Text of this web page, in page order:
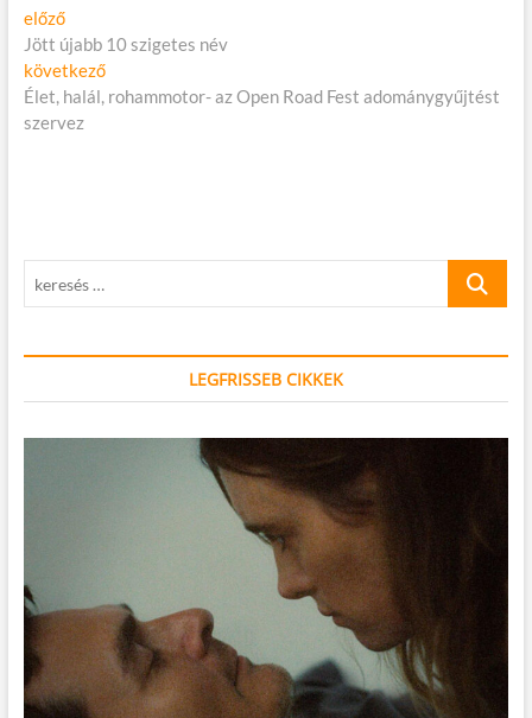
Bejegyzés
navigáció
előzőElőző
cikk:
Jött újabb 10 szigetes név
következőKövetkező
cikk:
Élet, halál, rohammotor- az Open Road Fest adománygyűjtést
szervez
keresés
LEGFRISSEB CIKKEK